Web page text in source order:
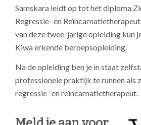
Samskara leidt op tot het diploma
Regressie- en
van deze twee-jarige opleiding kun
Kiwa erkende beroepsopleiding.
Na de opleiding ben je in staat
professionelepraktijk te runnen als
regressie- en reïncarnatietherapeut.